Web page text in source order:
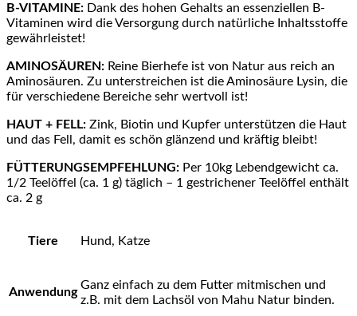
B-VITAMINE: Dank des hohen Gehalts an essenziellen B-
Vitaminen wird die Versorgung durch natürliche Inhaltsstoffe
gewährleistet!
AMINOSÄUREN: Reine Bierhefe ist von Natur aus reich an
Aminosäuren. Zu unterstreichen ist die Aminosäure Lysin, die
für verschiedene Bereiche sehr wertvoll ist!
HAUT + FELL: Zink, Biotin und Kupfer unterstützen die Haut
und das Fell, damit es schön glänzend und kräftig bleibt!
FÜTTERUNGSEMPFEHLUNG: Per 10kg Lebendgewicht ca.
1/2 Teelöffel (ca. 1 g) täglich – 1 gestrichener Teelöffel enthält
ca. 2 g
Tiere Hund, Katze
Anwendung
Ganz einfach zu dem Futter mitmischen und
z.B. mit dem Lachsöl von Mahu Natur binden.